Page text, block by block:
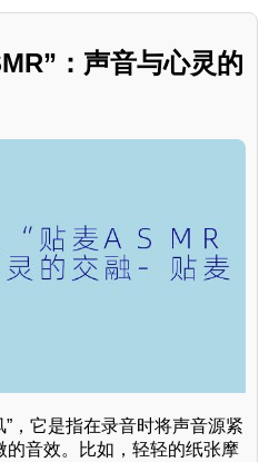
：声音与心灵的
”，它是指在录音时将声音源紧
的音效。比如，轻轻的纸张摩